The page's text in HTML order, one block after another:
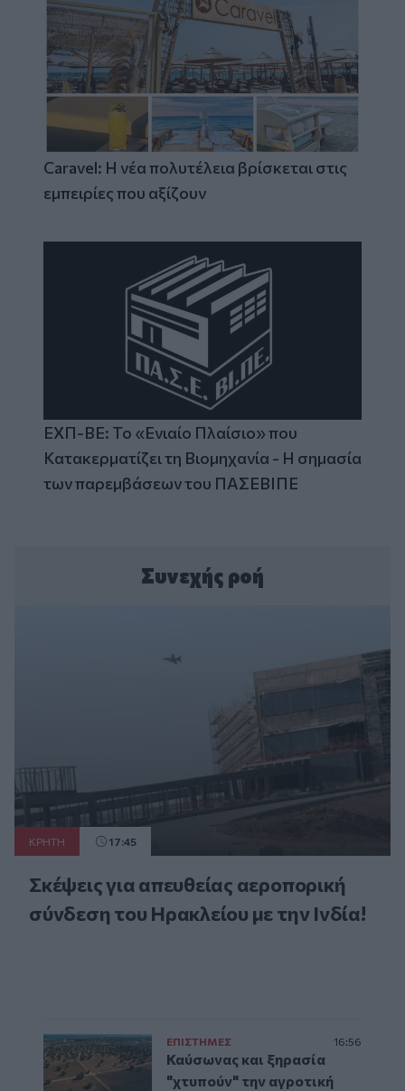
Caravel: Η νέα πολυτέλεια βρίσκεται στις
εμπειρίες που αξίζουν
ΕΧΠ-ΒΕ: Το «Ενιαίο Πλαίσιο» που
Κατακερματίζει τη Βιομηχανία - Η σημασία
των παρεμβάσεων του ΠΑΣΕΒΙΠΕ
Συνεχής ροή
ΚΡΗΤΗ 17:45
Σκέψεις για απευθείας αεροπορική
σύνδεση του Ηρακλείου με την Ινδία!
ΕΠΙΣΤΗΜΕΣ 16:56
Καύσωνας και ξηρασία
"χτυπούν" την αγροτική